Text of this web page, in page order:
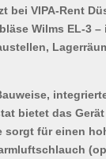
beiVIPA-Rent
Wilms EL-3 –
bietet das
sorgt für einen